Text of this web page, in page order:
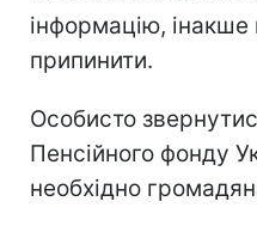
інформацію,
припинити.
Особисто
Пенсійного фонду
необхідно